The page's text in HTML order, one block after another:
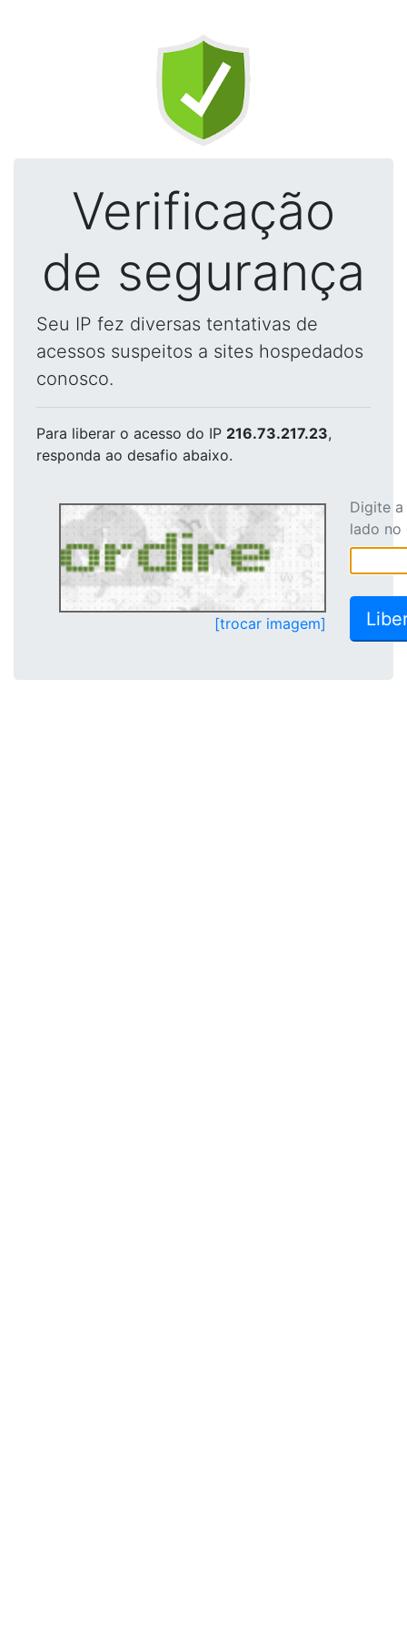
Verificação
de segurança
Seu IP fez diversas tentativas de
acessos suspeitos a sites hospedados
conosco.
Para liberar o acesso do IP 216.73.217.23,
responda ao desafio abaixo.
[trocar imagem]
Digite
lado no